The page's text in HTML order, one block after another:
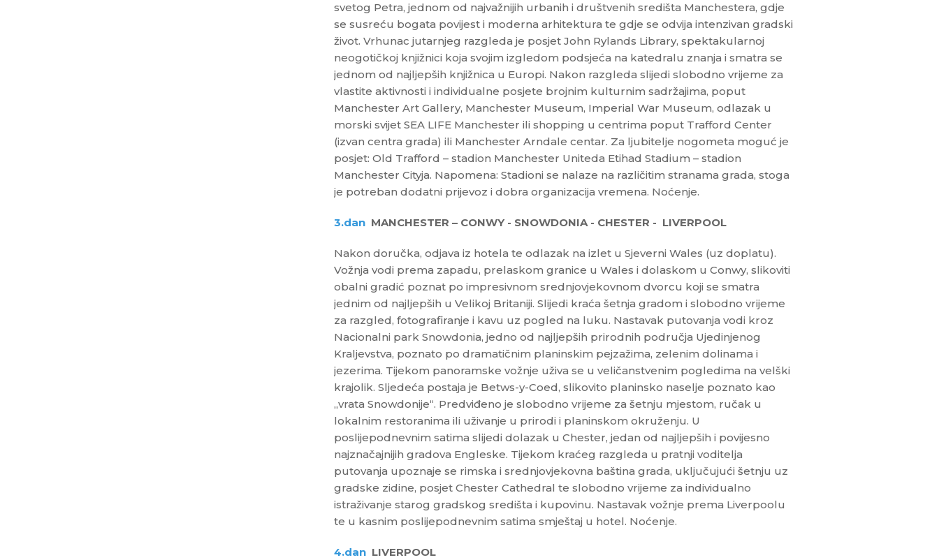
svetog Petra, jednom od najvažnijih urbanih i društvenih središta Manchestera, gdje
se susreću bogata povijest i moderna arhitektura te gdje se odvija intenzivan gradski
život. Vrhunac jutarnjeg razgleda je posjet John Rylands Library, spektakularnoj
neogotičkoj knjižnici koja svojim izgledom podsjeća na katedralu znanja i smatra se
jednom od najljepših knjižnica u Europi. Nakon razgleda slijedi slobodno vrijeme za
vlastite aktivnosti i individualne posjete brojnim kulturnim sadržajima, poput
Manchester Art Gallery, Manchester Museum, Imperial War Museum, odlazak u
morski svijet SEA LIFE Manchester ili shopping u centrima poput Trafford Center
(izvan centra grada) ili Manchester Arndale centar. Za ljubitelje nogometa moguć je
posjet: Old Trafford – stadion Manchester Uniteda Etihad Stadium – stadion
Manchester Cityja. Napomena: Stadioni se nalaze na različitim stranama grada, stoga
je potreban dodatni prijevoz i dobra organizacija vremena. Noćenje.
3.dan MANCHESTER – CONWY - SNOWDONIA - CHESTER - LIVERPOOL
Nakon doručka, odjava iz hotela te odlazak na izlet u Sjeverni Wales (uz doplatu).
Vožnja vodi prema zapadu, prelaskom granice u Wales i dolaskom u Conwy, slikoviti
obalni gradić poznat po impresivnom srednjovjekovnom dvorcu koji se smatra
jednim od najljepših u Velikoj Britaniji. Slijedi kraća šetnja gradom i slobodno vrijeme
za razgled, fotografiranje i kavu uz pogled na luku. Nastavak putovanja vodi kroz
Nacionalni park Snowdonia, jedno od najljepših prirodnih područja Ujedinjenog
Kraljevstva, poznato po dramatičnim planinskim pejzažima, zelenim dolinama i
jezerima. Tijekom panoramske vožnje uživa se u veličanstvenim pogledima na velški
krajolik. Sljedeća postaja je Betws-y-Coed, slikovito planinsko naselje poznato kao
„vrata Snowdonije“. Predviđeno je slobodno vrijeme za šetnju mjestom, ručak u
lokalnim restoranima ili uživanje u prirodi i planinskom okruženju. U
poslijepodnevnim satima slijedi dolazak u Chester, jedan od najljepših i povijesno
najznačajnijih gradova Engleske. Tijekom kraćeg razgleda u pratnji voditelja
putovanja upoznaje se rimska i srednjovjekovna baština grada, uključujući šetnju uz
gradske zidine, posjet Chester Cathedral te slobodno vrijeme za individualno
istraživanje starog gradskog središta i kupovinu. Nastavak vožnje prema Liverpoolu
te u kasnim poslijepodnevnim satima smještaj u hotel. Noćenje.
4.dan LIVERPOOL